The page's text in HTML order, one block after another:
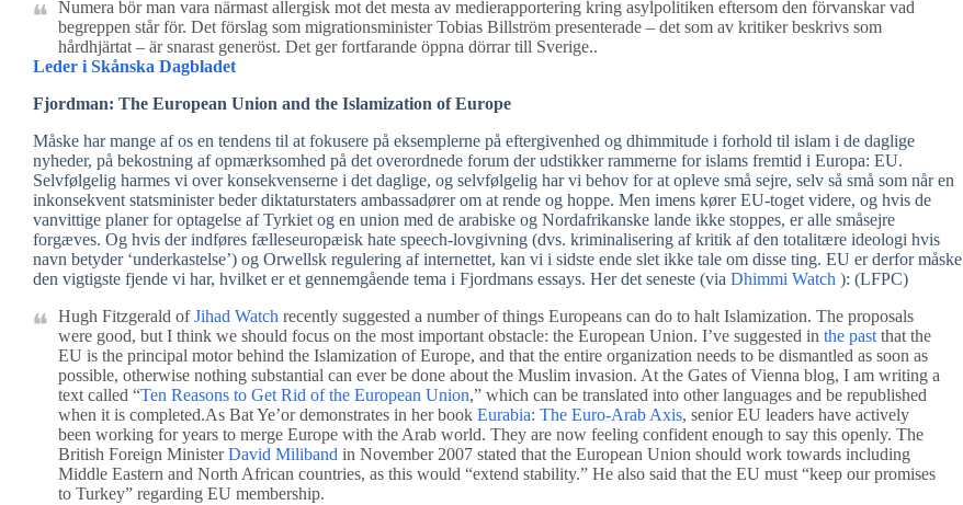
Numera bör man vara närmast allergisk mot det mesta av medierapportering kring asylpolitiken eftersom den förvanskar vad
begreppen står för. Det förslag som migrationsminister Tobias Billström presenterade – det som av kritiker beskrivs som
hårdhjärtat – är snarast generöst. Det ger fortfarande öppna dörrar till Sverige..
Leder i Skånska Dagbladet
Fjordman: The European Union and the Islamization of Europe
Måske har mange af os en tendens til at fokusere på eksemplerne på eftergivenhed og dhimmitude i forhold til islam i de daglige
nyheder, på bekostning af opmærksomhed på det overordnede forum der udstikker rammerne for islams fremtid i Europa: EU.
Selvfølgelig harmes vi over konsekvenserne i det daglige, og selvfølgelig har vi behov for at opleve små sejre, selv så små som når en
inkonsekvent statsminister beder diktaturstaters ambassadører om at rende og hoppe. Men imens kører EU-toget videre, og hvis de
vanvittige planer for optagelse af Tyrkiet og en union med de arabiske og Nordafrikanske lande ikke stoppes, er alle småsejre
forgæves. Og hvis der indføres fælleseuropæisk hate speech-lovgivning (dvs. kriminalisering af kritik af den totalitære ideologi hvis
navn betyder ‘underkastelse’) og Orwellsk regulering af internettet, kan vi i sidste ende slet ikke tale om disse ting. EU er derfor måske
den vigtigste fjende vi har, hvilket er et gennemgående tema i Fjordmans essays. Her det seneste (via Dhimmi Watch ): (LFPC)
Hugh Fitzgerald ofJihad Watch recently suggested a number of things Europeans can do to halt Islamization. The proposals
were good, but I think we should focus on the most important obstacle: the European Union. I’ve suggested in the past that the
EU is the principal motor behind the Islamization of Europe, and that the entire organization needs to be dismantled as soon as
possible, otherwise nothing substantial can ever be done about the Muslim invasion. At the Gates of Vienna blog, I am writing a
text called “Ten Reasons to Get Rid of the European Union,” which can be translated into other languages and be republished
when it is completed.As Bat Ye’or demonstrates in her book Eurabia: The Euro-Arab Axis, senior EU leaders have actively
been working for years to merge Europe with the Arab world. They are now feeling confident enough to say this openly. The
British Foreign MinisterDavid Miliband in November 2007 stated that the European Union should work towards including
Middle Eastern and North African countries, as this would “extend stability.” He also said that the EU must “keep our promises
to Turkey” regarding EU membership.